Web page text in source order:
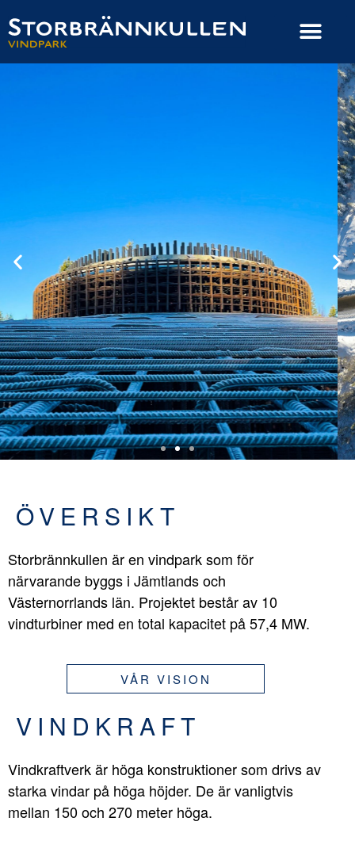
ÖVERSIKT
Storbrännkullen är en vindpark som för
närvarande byggs i Jämtlands och
Västernorrlands län. Projektet består av 10
vindturbiner med en total kapacitet på 57,4 MW.
VÅR VISION
VINDKRAFT
Vindkraftverk är höga konstruktioner som drivs av
starka vindar på höga höjder. De är vanligtvis
mellan 150 och 270 meter höga.